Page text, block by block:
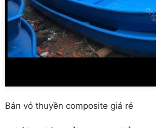
Bán vỏ thuyền composite giá rẻ